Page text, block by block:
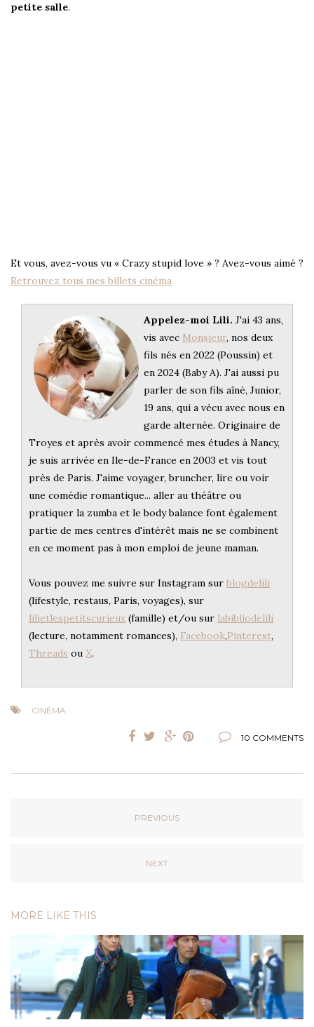
petite salle.
Et vous, avez-vous vu « Crazy stupid love » ? Avez-vous aimé ?
Retrouvez tous mes billets cinéma
Appelez-moi Lili. J'ai 43 ans,
vis avec Monsieur, nos deux
fils nés en 2022 (Poussin) et
en 2024 (Baby A). J'ai aussi pu
parler de son fils aîné, Junior,
19 ans, qui a vécu avec nous en
garde alternée. Originaire de
Troyes et après avoir commencé mes études à Nancy,
je suis arrivée en Ile-de-France en 2003 et vis tout
près de Paris. J'aime voyager, bruncher, lire ou voir
une comédie romantique... aller au théâtre ou
pratiquer la zumba et le body balance font également
partie de mes centres d'intérêt mais ne se combinent
en ce moment pas à mon emploi de jeune maman.
Vous pouvez me suivre sur Instagram sur blogdelili
(lifestyle, restaus, Paris, voyages), sur
lilietlespetitscurieux (famille) et/ou sur labibliodelili
(lecture, notamment romances), Facebook,Pinterest,
Threads ou X.
CINÉMA
10 COMMENTS
PREVIOUS
NEXT
MORE LIKE THIS